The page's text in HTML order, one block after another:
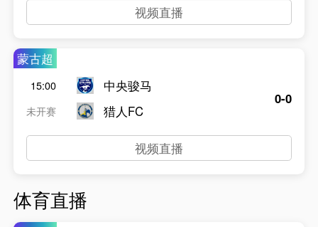
视频直播
蒙古超
15:00
未开赛
中央骏马
猎人FC
0-0
视频直播
体育直播